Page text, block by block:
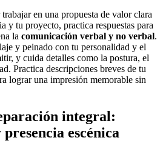
trabajar en una propuesta de valor clara
y tu proyecto, practica respuestas para
la comunicación verbal y no verbal.
y peinado con tu personalidad y el
y cuida detalles como la postura, el
Practica descripciones breves de tu
lograr una impresión memorable sin
integral:
escénica